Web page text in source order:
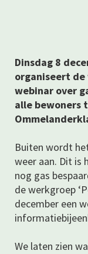
Dinsdag 8
organiseert de
webinar over
alle bewoners
Buiten wordt
weer aan. Dit is
nog gas
de werkgroep
december een
We laten zien